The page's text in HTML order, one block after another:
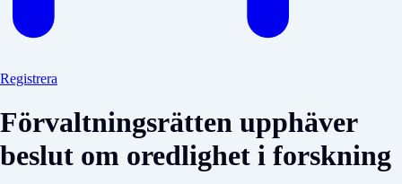
Registrera
Förvaltningsrätten upphäver
beslut om oredlighet i forskning